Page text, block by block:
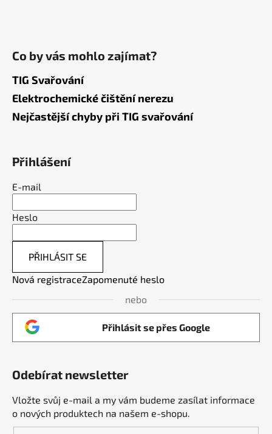
Co by vás mohlo zajímat?
TIG Svařování
Elektrochemické čištění nerezu
Nejčastější chyby při TIG svařování
Přihlášení
E-mail
Heslo
PŘIHLÁSIT SE
Nová registraceZapomenuté heslo
nebo
Přihlásit se přes Google
Odebírat newsletter
Vložte svůj e-mail a my vám budeme zasílat informace
o nových produktech na našem e-shopu.